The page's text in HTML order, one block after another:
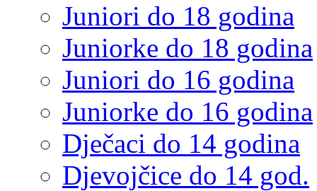
Juniori do 18 godina
Juniorke do 18 godina
Juniori do 16 godina
Juniorke do 16 godina
Dječaci do 14 godina
Djevojčice do 14 god.